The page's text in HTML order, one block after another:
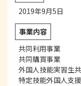
2019年9月5日
事業内容
共同利用事業
共同購買事業
外国人技能実習生
特定技能外国人支